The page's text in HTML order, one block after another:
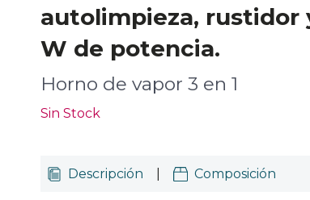
autolimpieza, rustidor
W de potencia.
Horno de vapor 3 en 1
Sin Stock
Descripción Composición